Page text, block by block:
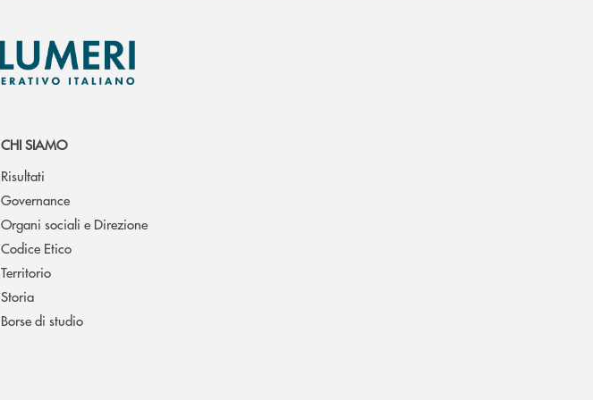
CHI SIAMO
Risultati
Governance
Organi sociali e Direzione
Codice Etico
Territorio
Storia
Borse di studio